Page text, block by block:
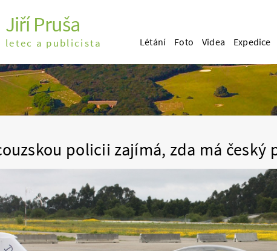
policii zajímá, zda má český
Jiří Pruša
letec a publicista Létání Foto Videa Expedice